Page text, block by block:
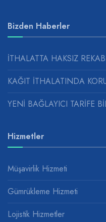
Bizden Haberler
İTHALATTA HAKSIZ
YENİ BAĞLAYICI TARİFE
Hizmetler
Müşavirlik Hizmeti
Gümrükleme Hizmeti
Lojistik Hizmetler